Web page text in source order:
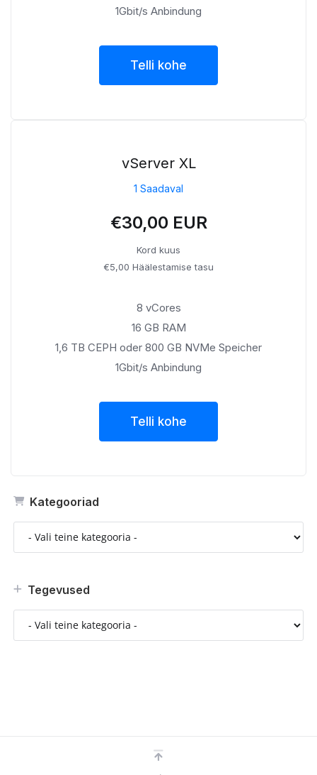
Kategooriad
Tegevused
1Gbit/s Anbindung
Telli kohe
vServer XL
1 Saadaval
€30,00 EUR
Kord kuus
€5,00 Häälestamise tasu
8 vCores
16 GB RAM
1,6 TB CEPH oder 800 GB NVMe Speicher
1Gbit/s Anbindung
Telli kohe